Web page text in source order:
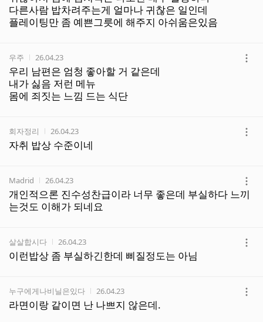
다른사람 밥차려주는게 얼마나 귀찮은 일인데
플레이팅만 좀 예쁜그릇에 해주지 아쉬움은있음
작성자
우주 작성시간
26.04.23
우리 남편은 엄청 좋아할 거 같은데
내가 싫음 저런 메뉴
몸에 죄짓는 느낌 드는 식단
작성자
회자정리 작성시간
26.04.23
자취 밥상 수준이네
작성자
Madrid 작성시간
26.04.23
개인적으론 진수성찬급이라 너무 좋은데 부실하다 느끼
는것도 이해가 되네요
더
보
작성자
살살합시다 작성시간
26.04.23
이런밥상 좀 부실하긴한데 삐질정도는 아님
작성자
누구에게나비닐은있다 작성시간
26.04.23
라면이랑 같이면 난 나쁘지 않은데.